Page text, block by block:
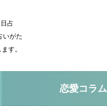
占
いがた
す。
恋愛コラム